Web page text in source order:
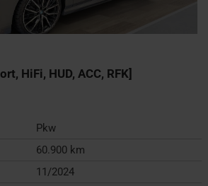
HiFi, HUD, ACC, RFK]
Pkw
60.900 km
11/2024